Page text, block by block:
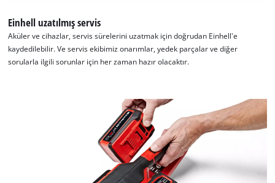
Einhell uzatılmış servis
Aküler ve cihazlar, servis sürelerini uzatmak için doğrudan Einhell'e
kaydedilebilir. Ve servis ekibimiz onarımlar, yedek parçalar ve diğer
sorularla ilgili sorunlar için her zaman hazır olacaktır.